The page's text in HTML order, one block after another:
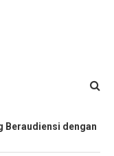
Beraudiensi dengan